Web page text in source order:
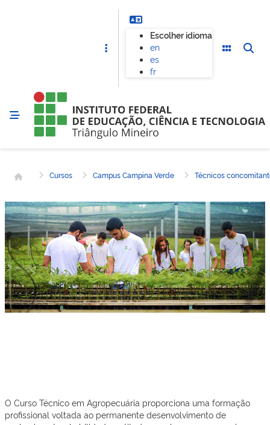
Escolher idioma
en
es
fr
Página inicial
Cursos Campus Campina Verde
O Curso Técnico em Agropecuária proporciona uma formação
profissional voltada ao permanente desenvolvimento de